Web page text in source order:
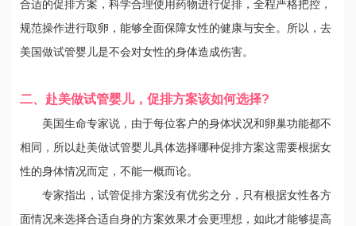
合适的促排方案，科学合理使用药物进行促排，全程严格把控，
规范操作进行取卵，能够全面保障女性的健康与安全。所以，去
美国做试管婴儿是不会对女性的身体造成伤害。
二、赴美做试管婴儿，促排方案该如何选择?
美国生命专家说，由于每位客户的身体状况和卵巢功能都不
相同，所以赴美做试管婴儿具体选择哪种促排方案这需要根据女
性的身体情况而定，不能一概而论。
专家指出，试管促排方案没有优劣之分，只有根据女性各方
面情况来选择合适自身的方案效果才会更理想，如此才能够提高